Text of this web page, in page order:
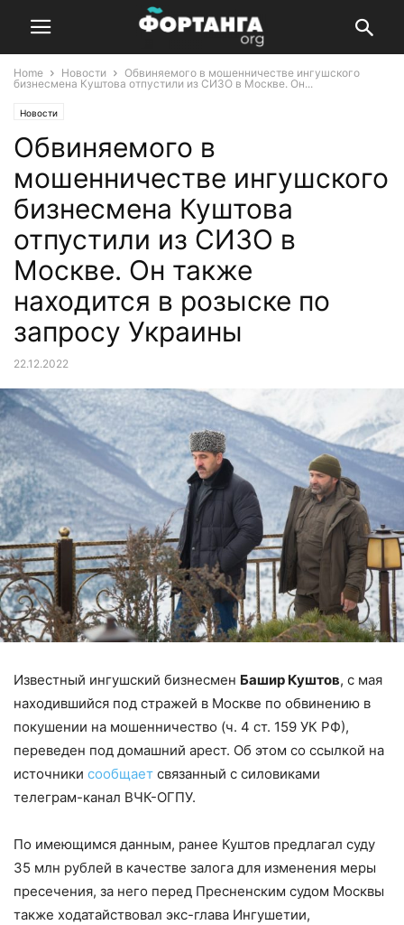
Home Новости
Обвиняемого в мошенничестве ингушского
бизнесмена Куштова отпустили из СИЗО в Москве. Он...
Новости
Обвиняемого в
мошенничестве ингушского
бизнесмена Куштова
отпустили из СИЗО в
Москве. Он также
находится в розыске по
запросу Украины
22.12.2022
Известный ингушский бизнесмен Башир Куштов, с мая
находившийся под стражей в Москве по обвинению в
покушении на мошенничество (ч. 4 ст. 159 УК РФ),
переведен под домашний арест. Об этом со ссылкой на
источники сообщает связанный с силовиками
телеграм-канал ВЧК-ОГПУ.
По имеющимся данным, ранее Куштов предлагал суду
35 млн рублей в качестве залога для изменения меры
пресечения, за него перед Пресненским судом Москвы
также ходатайствовал экс-глава Ингушетии,